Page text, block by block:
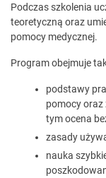
Podczas szkolenia
teoretyczną oraz
pomocy medycznej.
Program obejmuje
podstawy
pomocy oraz
tym ocena
zasady
nauka